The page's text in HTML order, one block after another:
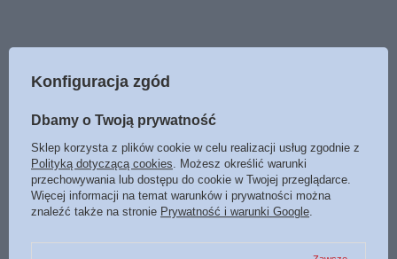
Konfiguracja zgód
Dbamy o Twoją prywatność
Sklep korzysta z plików cookie w celu realizacji usług zgodnie z
Polityką dotyczącą cookies. Możesz określić warunki
przechowywania lub dostępu do cookie w Twojej przeglądarce.
Więcej informacji na temat warunków i prywatności można
znaleźć także na stronie Prywatność i warunki Google.